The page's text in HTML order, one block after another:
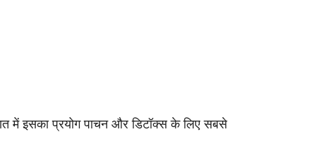
में इसका प्रयोग पाचन और डिटॉक्स के लिए सबसे